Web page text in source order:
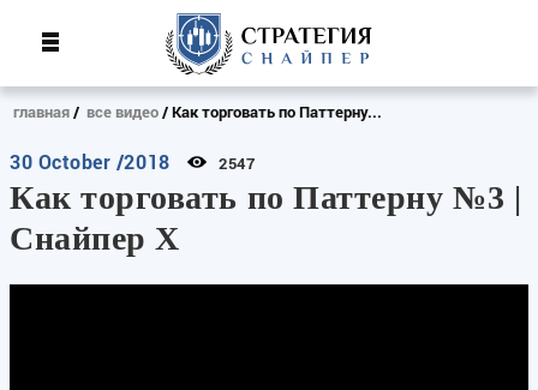
главная все видео Как торговать по Паттерну...
30 October /2018 2547
Как торговать по Паттерну №3 |
Снайпер Х